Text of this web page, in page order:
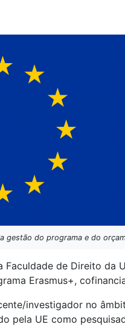
gestão do programa e do
de Direito da
Erasmus+,
investigador no
pela UE como